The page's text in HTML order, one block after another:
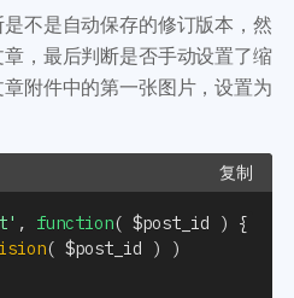
不是自动保存的修订版本，然
，最后判断是否手动设置了缩
附件中的第一张图片，设置为
复制
, function( $post_id )
{
( $post_id )
)